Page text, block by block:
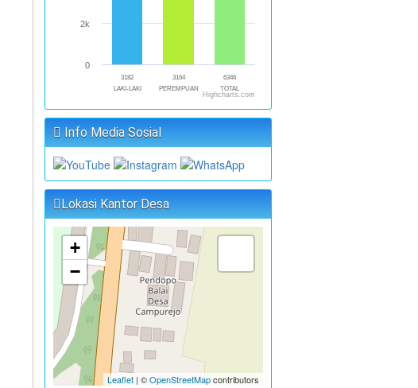
3182
LAKI-LAKI
3164
PEREMPUAN
6346
TOTAL
0
2k
Highcharts.com
Info Media Sosial
Lokasi Kantor Desa
+
−
Leaflet | ©OpenStreetMapcontributors